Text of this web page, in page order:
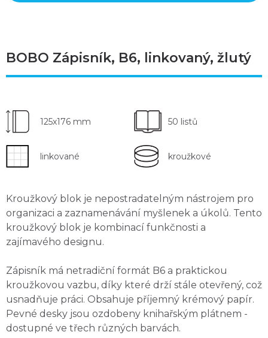
BOBO Zápisník, B6, linkovaný, žlutý
125x176 mm 50 listů
linkované kroužkové
Kroužkový blok je nepostradatelným nástrojem pro
organizaci a zaznamenávání myšlenek a úkolů. Tento
kroužkový blok je kombinací funkčnosti a
zajímavého designu.
Zápisník má netradiční formát B6 a praktickou
kroužkovou vazbu, díky které drží stále otevřený, což
usnadňuje práci. Obsahuje příjemný krémový papír.
Pevné desky jsou ozdobeny knihařským plátnem -
dostupné ve třech různých barvách.